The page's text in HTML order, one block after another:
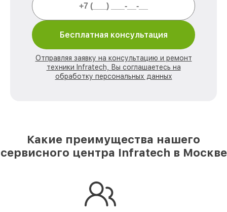
Бесплатная консультация
Отправляя заявку на консультацию и ремонт
техники Infratech, Вы соглашаетесь на
обработку персональных данных
Какие преимущества нашего
сервисного центра Infratech в Москве